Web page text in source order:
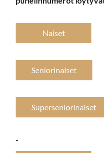
Naiset
Seniorinaiset
Superseniorinaiset
-